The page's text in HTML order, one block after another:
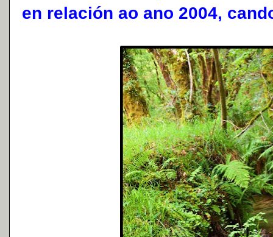
en relación ao ano 2004,